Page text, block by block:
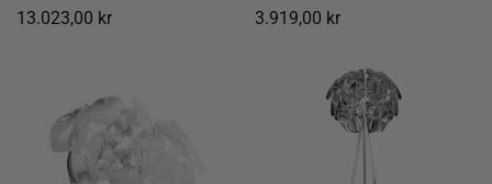
Normal
13.023,00 kr
Normal
3.919,00 kr